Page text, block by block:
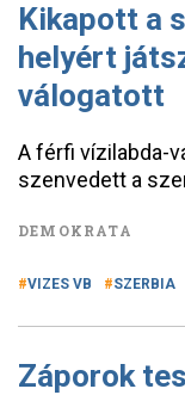
Kikapott a
helyért
válogatott
A férfi vízilabda-
szenvedett a
DEMOKRATA
VIZES VB SZERBIA
Záporok